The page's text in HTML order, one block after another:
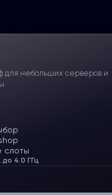
для небольших серверов и
слоты
4.0 ГГц